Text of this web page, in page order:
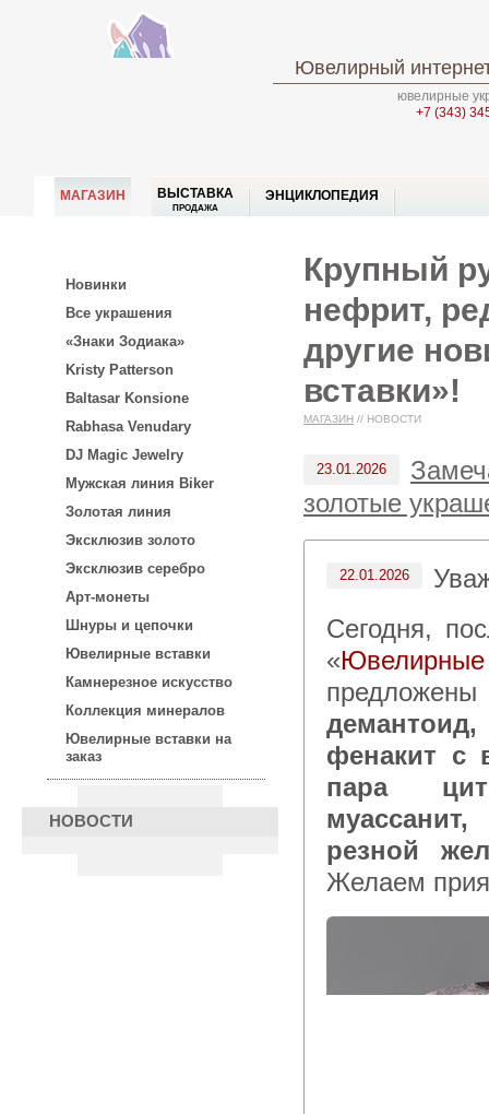
Ювелирный
ювелирные
+7 (343)
МАГАЗИН ВЫСТАВКА
ПРОДАЖА
ЭНЦИКЛОПЕДИЯ
Новинки
Все украшения
«Знаки Зодиака»
Kristy Patterson
Baltasar Konsione
Rabhasa Venudary
DJ Magic Jewelry
Мужская линия Biker
Золотая линия
Эксклюзив золото
Эксклюзив серебро
Арт-монеты
Шнуры и цепочки
Ювелирные вставки
Камнерезное искусство
Коллекция минералов
Ювелирные вставки на
заказ
НОВОСТИ
Крупный
нефрит,
другие
вставки»!
МАГАЗИН // НОВОСТИ
23.01.2026
золотые
22.01.2026
Сегодня, после 15:00 по московскому времени в каталоге
«
предложены
фенакит с
пара
резной
Желаем